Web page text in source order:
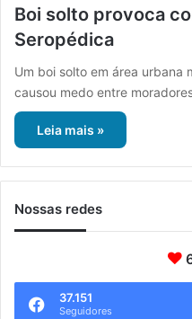
Boi solto provoca
Seropédica
Um boi solto em área urbana
causou medo entre
Leia mais »
Nossas redes
37.151
Seguidores